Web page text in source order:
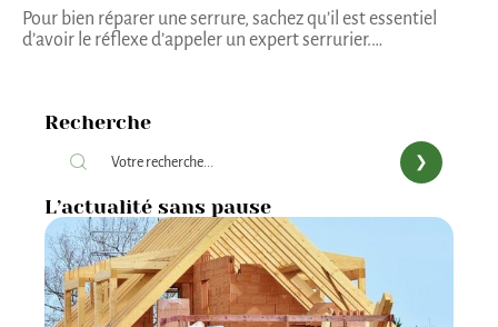
Pour bien réparer une serrure, sachez qu’il est essentiel
d’avoir le réflexe d’appeler un expert serrurier.…
Recherche
L’actualité sans pause